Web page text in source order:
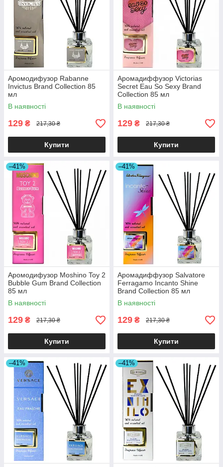
Аромодифузор Rabanne
Invictus Brand Collection 85
мл
В наявності
129 ₴ 217,30 ₴
Купити
Аромадиффузор Victorias
Secret Eau So Sexy Brand
Collection 85 мл
В наявності
129 ₴ 217,30 ₴
Купити
–41%
Аромодифузор Moshino Toy 2
Bubble Gum Brand Collection
85 мл
В наявності
129 ₴ 217,30 ₴
Купити
–41%
Аромадиффузор Salvatore
Ferragamo Incanto Shine
Brand Collection 85 мл
В наявності
129 ₴ 217,30 ₴
Купити
–41% –41%